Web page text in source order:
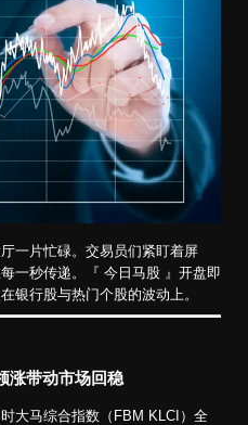
一片忙碌。交易员们紧盯着屏
一秒传递。『 今日马股 』开盘即
银行股与热门个股的波动上。
涨带动市场回稳
大马综合指数（FBM KLCI）全